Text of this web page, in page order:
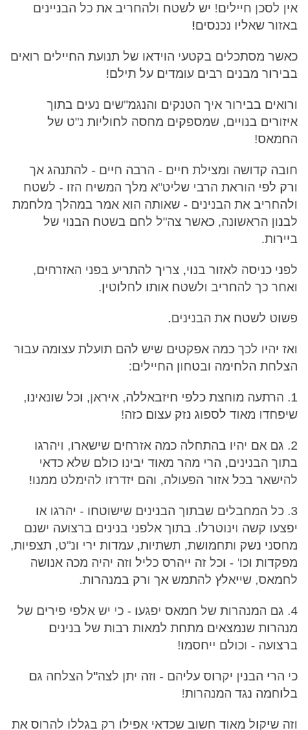
אין לסכן חיילים! יש לשטח ולהחריב את כל הבניינים
באזור שאליו נכנסים!
כאשר מסתכלים בקטעי הוידאו של תנועת החיילים רואים
בבירור מבנים רבים עומדים על תילם!
ורואים בבירור איך הטנקים והנגמ"שים נעים בתוך
איזורים בנויים, שמספקים מחסה לחוליות נ"ט של
החמאס!
חובה קדושה ומצילת חיים - הרבה חיים - להתנהג אך
ורק לפי הוראת הרבי שליט"א מלך המשיח הזו - לשטח
ולהחריב את הבנינים - שאותה הוא אמר במהלך מלחמת
לבנון הראשונה, כאשר צה"ל לחם בשטח הבנוי של
ביירות.
לפני כניסה לאזור בנוי, צריך להתריע בפני האזרחים,
ואחר כך להחריב ולשטח אותו לחלוטין.
פשוט לשטח את הבנינים.
ואז יהיו לכך כמה אפקטים שיש להם תועלת עצומה עבור
הצלחת הלחימה ובטחון החיילים:
1. הרתעה מוחצת כלפי חיזבאללה, איראן, וכל שונאינו,
שיפחדו מאוד לספוג נזק עצום כזה!
2. גם אם יהיו בהתחלה כמה אזרחים שישארו, ויהרגו
בתוך הבנינים, הרי מהר מאוד יבינו כולם שלא כדאי
להישאר בכל אזור הפעולה, והם יזדרזו להימלט ממנו!
3. כל המחבלים שבתוך הבנינים שישוטחו - יהרגו או
יפצעו קשה וינוטרלו. בתוך אלפני בנינים ברצועה ישנם
מחסני נשק ותחמושת, תשתיות, עמדות ירי ונ"ט, תצפיות,
מפקדות וכו' - וכל זה ייהרס כליל וזה יהיה מכה אנושה
לחמאס, שייאלץ להתמש אך ורק במנהרות.
4. גם המנהרות של חמאס יפגעו - כי יש אלפי פירים של
מנהרות שנמצאים מתחת למאות רבות של בנינים
ברצועה - וכולם ייחסמו!
כי הרי הבנין יקרוס עליהם - וזה יתן לצה"ל הצלחה גם
בלוחמה נגד המנהרות!
וזה שיקול מאוד חשוב שכדאי אפילו רק בגללו להרוס את